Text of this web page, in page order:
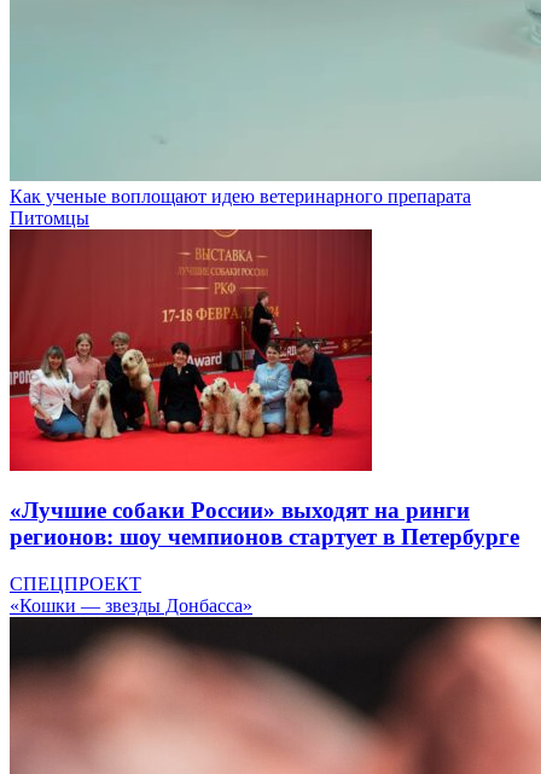
Как ученые воплощают идею ветеринарного препарата
Питомцы
«Лучшие собаки России» выходят на ринги
регионов: шоу чемпионов стартует в Петербурге
СПЕЦПРОЕКТ
«Кошки — звезды Донбасса»